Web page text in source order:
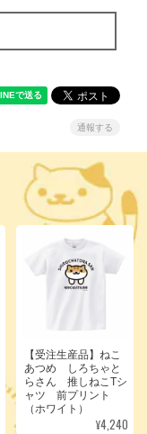
通報する
【受注生産品】ねこ
あつめ しろちゃと
らさん 推しねこTシ
ャツ 前プリント
（ホワイト）
¥4,240